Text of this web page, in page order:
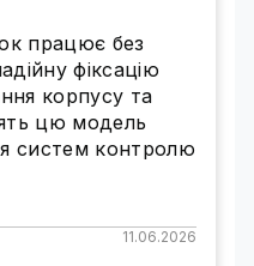
працює без
фіксацію
корпусу та
цю модель
систем контролю
11.06.2026